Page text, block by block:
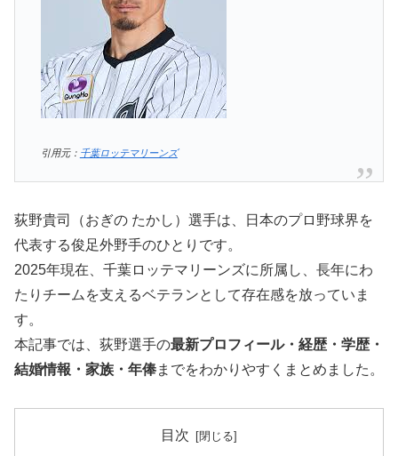
引用元： 千葉ロッテマリーンズ
荻野貴司（おぎの たかし）選手は、日本のプロ野球界を
代表する俊足外野手のひとりです。
2025年現在、千葉ロッテマリーンズに所属し、長年にわ
たりチームを支えるベテランとして存在感を放っていま
す。
本記事では、荻野選手の最新プロフィール・経歴・学歴・
結婚情報・家族・年俸までをわかりやすくまとめました。
目次